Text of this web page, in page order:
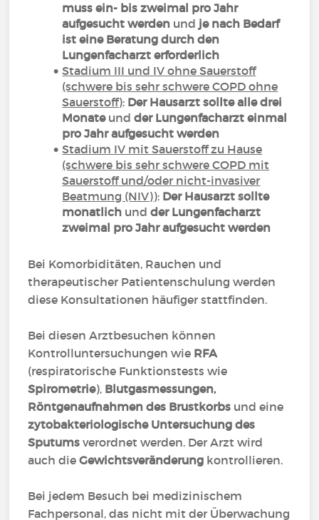
muss ein- bis zweimal pro Jahr
aufgesucht werden und je nach Bedarf
ist eine Beratung durch den
Lungenfacharzt erforderlich
Stadium III und IV ohne Sauerstoff
(schwere bis sehr schwere COPD ohne
Sauerstoff): Der Hausarzt sollte alle drei
Monateundder Lungenfacharzt einmal
pro Jahr aufgesucht werden
Stadium IV mit Sauerstoff zu Hause
(schwere bis sehr schwere COPD mit
Sauerstoff und/oder nicht-invasiver
Beatmung (NIV)): Der Hausarzt sollte
monatlich undder Lungenfacharzt
zweimal pro Jahr aufgesucht werden
Bei Komorbiditäten, Rauchen und
therapeutischer Patientenschulung werden
diese Konsultationen häufiger stattfinden.
Bei diesen Arztbesuchen können
Kontrolluntersuchungen wie RFA
(respiratorische Funktionstests wie
Spirometrie), Blutgasmessungen,
Röntgenaufnahmen des Brustkorbs und eine
zytobakteriologische Untersuchung des
Sputums verordnet werden. Der Arzt wird
auch dieGewichtsveränderung kontrollieren.
Bei jedem Besuch bei medizinischem
Fachpersonal, das nicht mit der Überwachung